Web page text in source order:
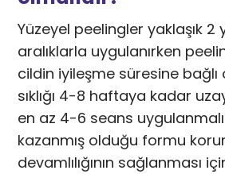
Yüzeyel peelingler yaklaşık
aralıklarla uygulanırken
cildin iyileşme süresine
sıklığı 4-8 haftaya kadar
en az 4-6 seans
kazanmış olduğu formu
devamlılığının sağlanması